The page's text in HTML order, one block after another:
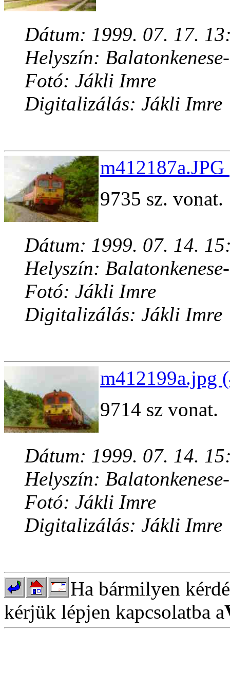
Dátum: 1999. 07. 17.
Helyszín:
Fotó: Jákli Imre
Digitalizálás: Jákli Imre
9735 sz. vonat.
Dátum: 1999. 07. 14.
Helyszín:
Fotó: Jákli Imre
Digitalizálás: Jákli Imre
m412199a.jpg
9714 sz vonat.
Dátum: 1999. 07. 14.
Helyszín:
Fotó: Jákli Imre
Digitalizálás: Jákli Imre
Ha bármilyen
kérjük lépjen kapcsolatba a